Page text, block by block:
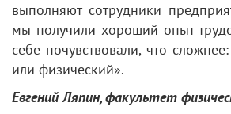
выполняют сотрудники
мы получили хороший опыт
себе почувствовали, что
или физический».
Евгений Ляпин, факультет